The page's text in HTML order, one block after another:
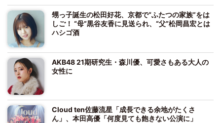
甥っ子誕生の松田好花、京都で“ふたつの家族”をは
しご！ “母”黒谷友香に見送られ、“父”松岡昌宏とは
ハシゴ酒
AKB48 21期研究生・森川優、可愛さもある大人の
女性に
Cloud ten佐藤流星「成長できる余地がたくさ
ん」、本田高優「何度見ても飽きない公演に」